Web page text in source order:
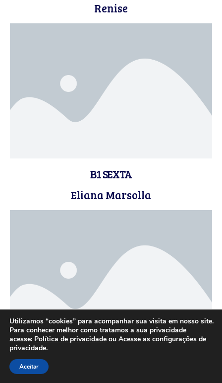
Renise
B1 SEXTA
Eliana Marsolla
Utilizamos “cookies” para acompanhar sua visita em nosso site.
Para conhecer melhor como tratamos a sua privacidade
acesse: Política de privacidade ou Acesse as configurações de
privacidade.
Aceitar